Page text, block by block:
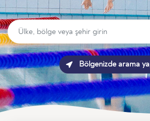
Bölgenizde arama